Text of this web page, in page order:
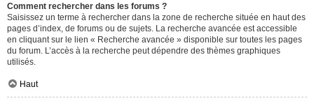
Comment rechercher dans les forums ?
Saisissez un terme à rechercher dans la zone de recherche située en haut des
pages d’index, de forums ou de sujets. La recherche avancée est accessible
en cliquant sur le lien « Recherche avancée » disponible sur toutes les pages
du forum. L’accès à la recherche peut dépendre des thèmes graphiques
utilisés.
Haut